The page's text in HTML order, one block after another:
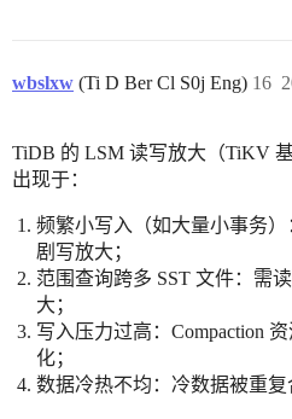
wbslxw (Ti D Ber Cl S0j Eng) 16
TiDB 的 LSM 读写放大（TiKV
出现于：
频繁小写入（如大量小事务）
剧写放大；
范围查询跨多 SST 文件：需
大；
写入压力过高：Compaction
化；
数据冷热不均：冷数据被重复